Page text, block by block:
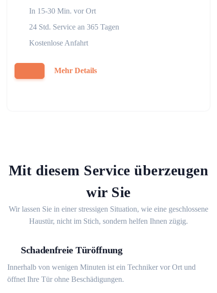
In 15-30 Min. vor Ort
24 Std. Service an 365 Tagen
Kostenlose Anfahrt
Mehr Details
Mit diesem Service überzeugen
wir Sie
Wir lassen Sie in einer stressigen Situation, wie eine geschlossene
Haustür, nicht im Stich, sondern helfen Ihnen zügig.
Schadenfreie Türöffnung
Innerhalb von wenigen Minuten ist ein Techniker vor Ort und
öffnet Ihre Tür ohne Beschädigungen.